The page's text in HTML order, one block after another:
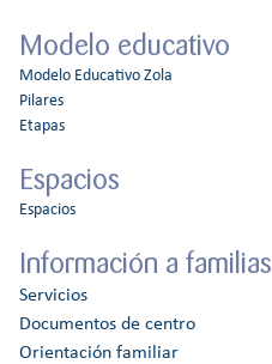
Modelo educativo
Modelo Educativo Zola
Pilares
Etapas
Espacios
Espacios
Información a familias
Servicios
Documentos de centro
Orientación familiar